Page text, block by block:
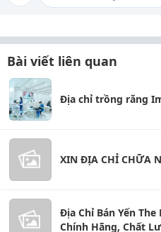
Bài viết liên quan
Địa chỉ trồng răng
XIN ĐỊA CHỈ CHỮA
Địa Chỉ Bán Yến
Chính Hãng, Chất